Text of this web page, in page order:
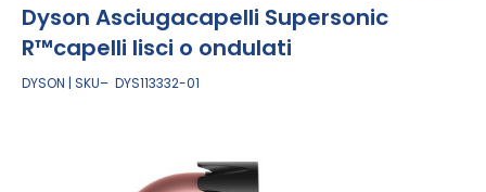
Dyson Asciugacapelli Supersonic
R™capelli lisci o ondulati
DYSON SKU DYS113332-01